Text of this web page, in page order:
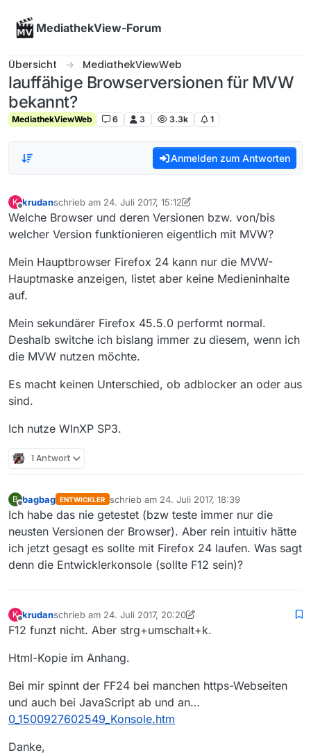
MediathekView-Forum
Übersicht MediathekViewWeb
lauffähige Browserversionen für MVW
bekannt?
MediathekViewWeb 6 3 3.3k 1
Anmelden zum Antworten
K
Offline
krudanschrieb am 24. Juli 2017, 15:12
zuletzt editiert von krudan
Welche Browser und deren Versionen bzw. von/bis
welcher Version funktionieren eigentlich mit MVW?
Mein Hauptbrowser Firefox 24 kann nur die MVW-
Hauptmaske anzeigen, listet aber keine Medieninhalte
auf.
Mein sekundärer Firefox 45.5.0 performt normal.
Deshalb switche ich bislang immer zu diesem, wenn ich
die MVW nutzen möchte.
Es macht keinen Unterschied, ob adblocker an oder aus
sind.
Ich nutze WInXP SP3.
1 Antwort
B
Offline
bagbag ENTWICKLER schrieb am 24. Juli 2017, 18:39
zuletzt editiert von
Ich habe das nie getestet (bzw teste immer nur die
neusten Versionen der Browser). Aber rein intuitiv hätte
ich jetzt gesagt es sollte mit Firefox 24 laufen. Was sagt
denn die Entwicklerkonsole (sollte F12 sein)?
K
Offline
krudanschrieb am 24. Juli 2017, 20:20
zuletzt editiert von krudan
F12 funzt nicht. Aber strg+umschalt+k.
Html-Kopie im Anhang.
Bei mir spinnt der FF24 bei manchen https-Webseiten
und auch bei JavaScript ab und an…
0_1500927602549_Konsole.htm
Danke,